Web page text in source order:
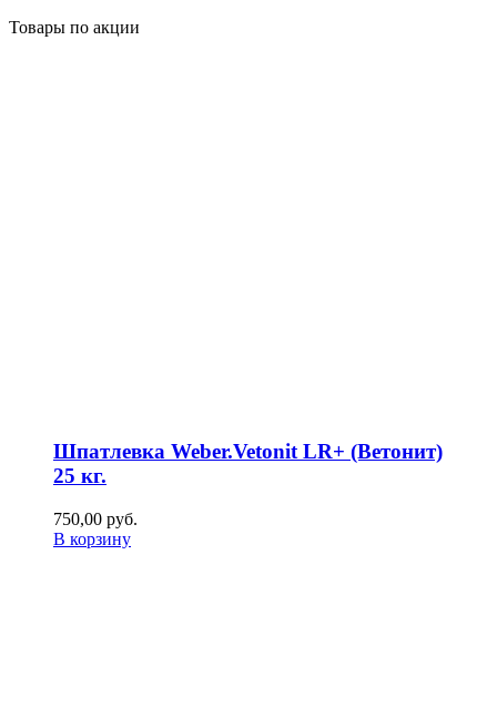
Товары по акции
Шпатлевка Weber.Vetonit LR+ (Ветонит)
25 кг.
750,00 руб.
В корзину